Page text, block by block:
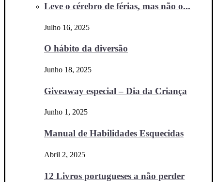
Leve o cérebro de férias, mas não o...
Julho 16, 2025
O hábito da diversão
Junho 18, 2025
Giveaway especial – Dia da Criança
Junho 1, 2025
Manual de Habilidades Esquecidas
Abril 2, 2025
12 Livros portugueses a não perder